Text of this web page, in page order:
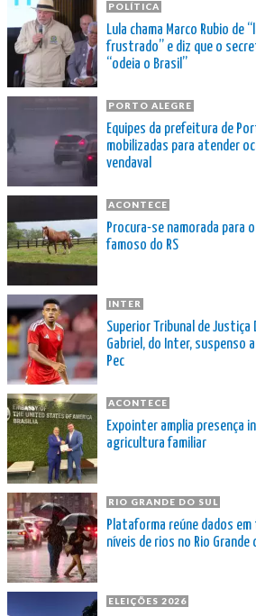
POLÍTICA
Lula chama Marco Rubio de
frustrado” e diz que o
“odeia o Brasil”
PORTO ALEGRE
Equipes da prefeitura de
mobilizadas para atender
vendaval
ACONTECE
Procura-se namorada para
famoso do RS
INTER
Superior Tribunal de
Gabriel, do Inter, suspenso
Pec
ACONTECE
Expointer amplia presença
agricultura familiar
RIO GRANDE DO SUL
Plataforma reúne dados
níveis de rios no Rio Grande
ELEIÇÕES 2026